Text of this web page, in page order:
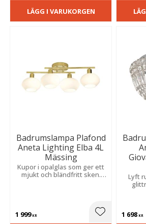
LÄGG I VARUKORGEN
Badrumslampa Plafond
Aneta Lighting Elba 4L
Mässing
Kupor i opalglas som ger ett
mjukt och bländfritt sken.
1 999KR Lägg till i
Lyft
1 698 KR